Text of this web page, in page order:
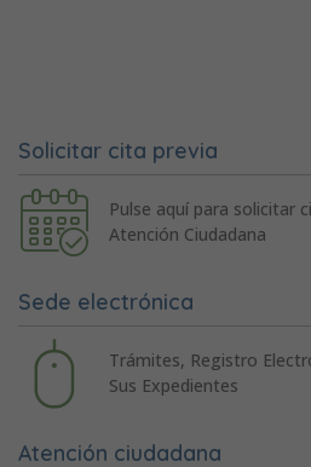
Solicitar cita previa
Pulse aquí para solicitar
Atención Ciudadana
Sede electrónica
Trámites, Registro
Sus Expedientes
Atención ciudadana